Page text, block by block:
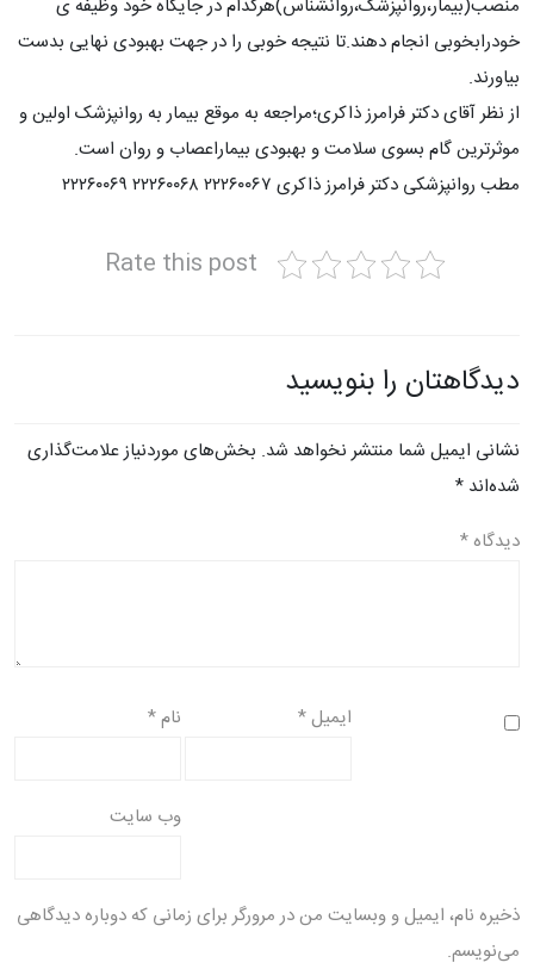
منصب(بیمار،روانپزشک،روانشناس)هرکدام در جایگاه خود وظیفه ی
خودرابخوبی انجام دهند.تا نتیجه خوبی را در جهت بهبودی نهایی بدست
بیاورند.
از نظر آقای دکتر فرامرز ذاکری؛مراجعه به موقع بیمار به روانپزشک اولین و
موثرترین گام بسوی سلامت و بهبودی بیماراعصاب و روان است.
مطب روانپزشکی دکتر فرامرز ذاکری ۲۲۲۶۰۰۶۷ ۲۲۲۶۰۰۶۸ ۲۲۲۶۰۰۶۹
Rate this post
دیدگاهتان را بنویسید
نشانی ایمیل شما منتشر نخواهد شد. بخش‌های موردنیاز علامت‌گذاری
شده‌اند *
دیدگاه *
نام* ایمیل*
وب‌ سایت
ذخیره نام، ایمیل و وبسایت من در مرورگر برای زمانی که دوباره دیدگاهی
می‌نویسم.